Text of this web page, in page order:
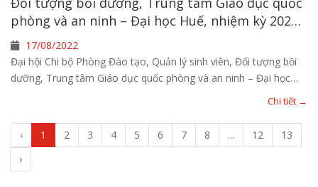
phòng và an ninh – Đại học Huế, nhiệm kỳ 2022 -
202517/08/2022
Đại hội Chi bộ Phòng Đào tạo, Quản lý sinh viên, Đối tượng bồi
dưỡng, Trung tâm Giáo dục quốc phòng và an ninh – Đại học
Chi tiết →
‹ 1 2 3 4 5 6 7 8 ... 12
13
›